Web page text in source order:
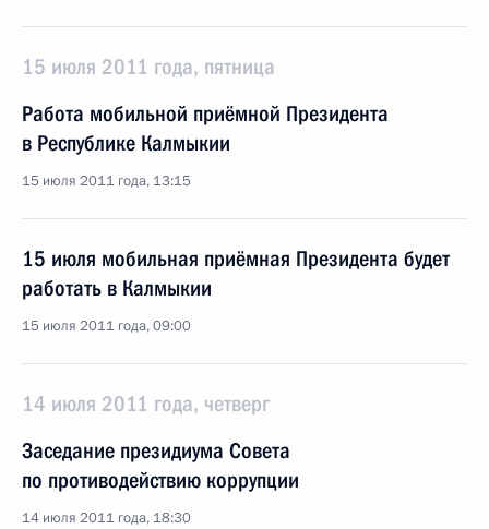
15 июля 2011 года, пятница
Работа мобильной приёмной Президента
в Республике Калмыкии
15 июля 2011 года, 13:15
15 июля мобильная приёмная Президента будет
работать в Калмыкии
15 июля 2011 года, 09:00
14 июля 2011 года, четверг
Заседание президиума Совета
по противодействию коррупции
14 июля 2011 года, 18:30